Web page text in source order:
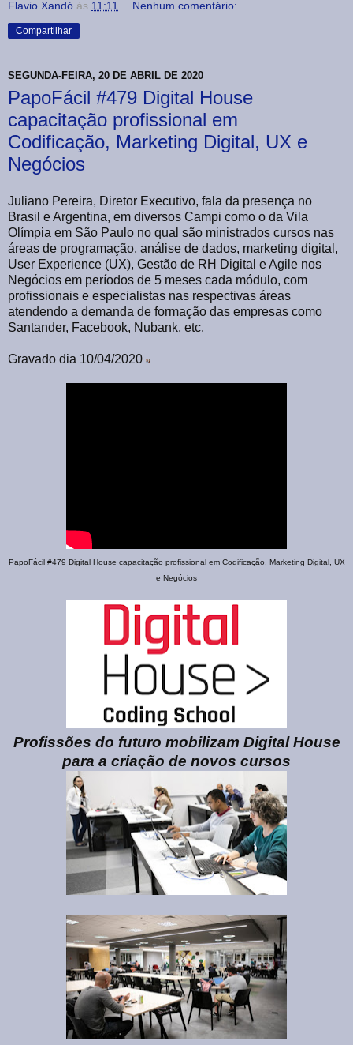
Flavio Xandó às 11:11 Nenhum comentário:
Compartilhar
SEGUNDA-FEIRA, 20 DE ABRIL DE 2020
PapoFácil #479 Digital House
capacitação profissional em
Codificação, Marketing Digital, UX e
Negócios
Juliano Pereira, Diretor Executivo, fala da presença no
Brasil e Argentina, em diversos Campi como o da Vila
Olímpia em São Paulo no qual são ministrados cursos nas
áreas de programação, análise de dados, marketing digital,
User Experience (UX), Gestão de RH Digital e Agile nos
Negócios em períodos de 5 meses cada módulo, com
profissionais e especialistas nas respectivas áreas
atendendo a demanda de formação das empresas como
Santander, Facebook, Nubank, etc.
Gravado dia 10/04/2020
PapoFácil #479 Digital House capacitação profissional em Codificação, Marketing Digital, UX
e Negócios
Profissões do futuro mobilizam Digital House
para a criação de novos cursos